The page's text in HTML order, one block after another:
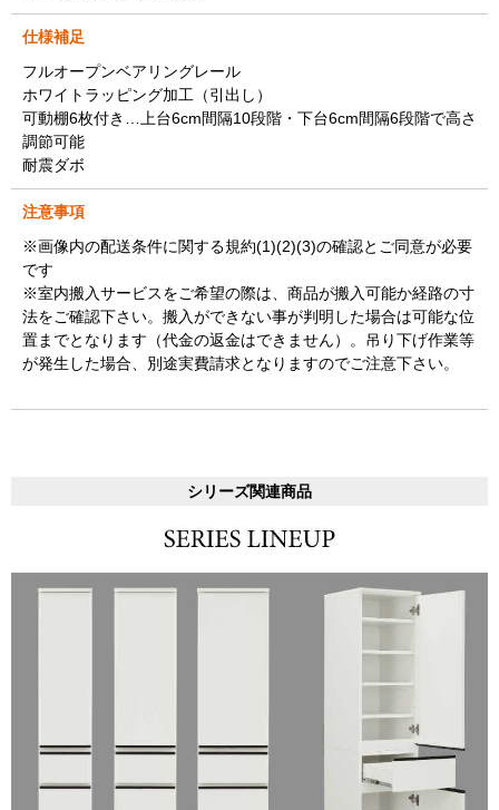
仕様補足
フルオープンベアリングレール
ホワイトラッピング加工（引出し）
可動棚6枚付き…上台6cm間隔10段階・下台6cm間隔6段階で高さ
調節可能
耐震ダボ
注意事項
※画像内の配送条件に関する規約(1)(2)(3)の確認とご同意が必要
です
※室内搬入サービスをご希望の際は、商品が搬入可能か経路の寸
法をご確認下さい。搬入ができない事が判明した場合は可能な位
置までとなります（代金の返金はできません）。吊り下げ作業等
が発生した場合、別途実費請求となりますのでご注意下さい。
シリーズ関連商品